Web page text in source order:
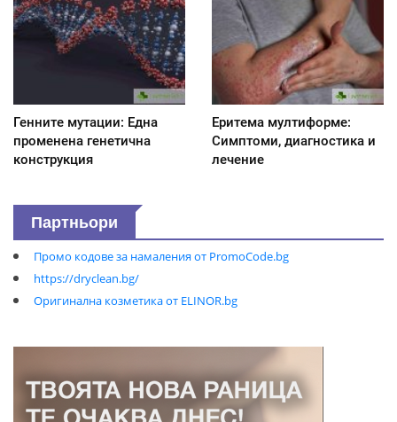
Генните мутации: Една
променена генетична
конструкция
Еритема мултиформе:
Симптоми, диагностика и
лечение
Партньори
Промо кодове за намаления от PromoCode.bg
https://dryclean.bg/
Оригинална козметика от ELINOR.bg